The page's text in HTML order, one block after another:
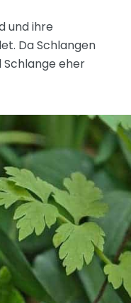
und ihre
Da Schlangen
Schlange eher